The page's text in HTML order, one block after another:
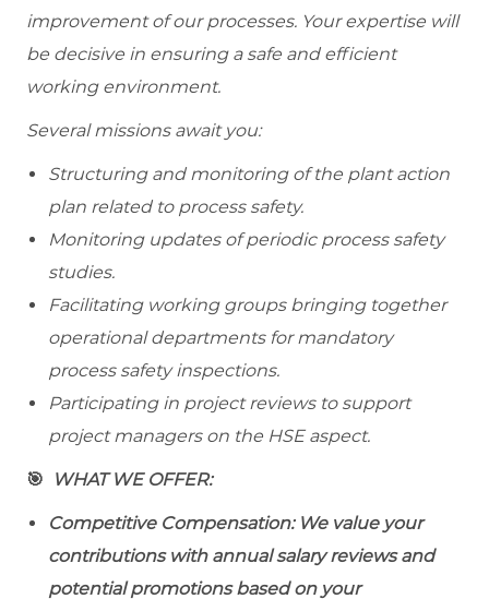
improvement of our processes. Your expertise will
be decisive in ensuring a safe and efficient
working environment.
Several missions await you:
Structuring and monitoring of the plant action
plan related to process safety.
Monitoring updates of periodic process safety
studies.
Facilitating working groups bringing together
operational departments for mandatory
process safety inspections.
Participating in project reviews to support
project managers on the HSE aspect.
🎯 WHAT WE OFFER:
Competitive Compensation: We value your
contributions with annual salary reviews and
potential promotions based on your